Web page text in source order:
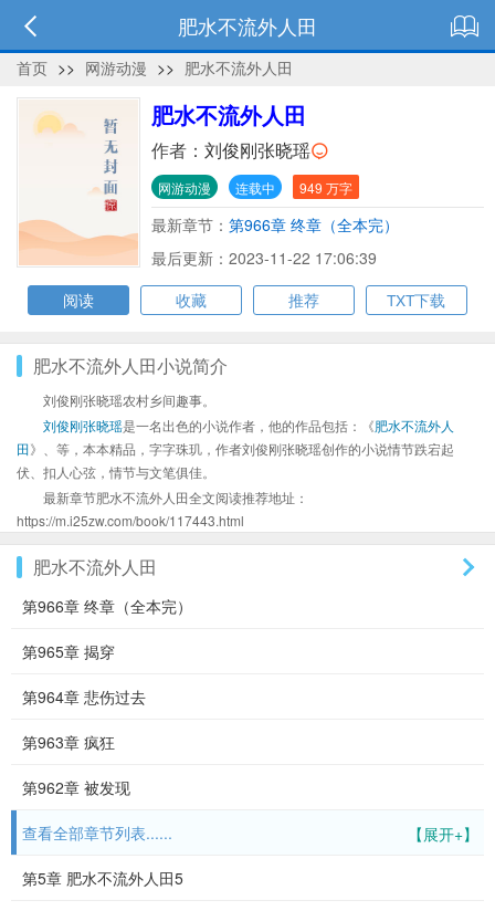
肥水不流外人田
首页 >> 网游动漫 >> 肥水不流外人田
肥水不流外人田
作者： 刘俊刚张晓瑶
网游动漫 连载中 949 万字
最新章节： 第966章 终章（全本完）
最后更新：2023-11-22 17:06:39
阅读
收藏 推荐 TXT下载
肥水不流外人田小说简介
刘俊刚张晓瑶农村乡间趣事。
刘俊刚张晓瑶是一名出色的小说作者，他的作品包括：《肥水不流外人
田》、等，本本精品，字字珠玑，作者刘俊刚张晓瑶创作的小说情节跌宕起
伏、扣人心弦，情节与文笔俱佳。
最新章节肥水不流外人田全文阅读推荐地址：
https://m.i25zw.com/book/117443.html
肥水不流外人田
第966章 终章（全本完）
第965章 揭穿
第964章 悲伤过去
第963章 疯狂
第962章 被发现
【展开+】
查看全部章节列表......
第5章 肥水不流外人田5